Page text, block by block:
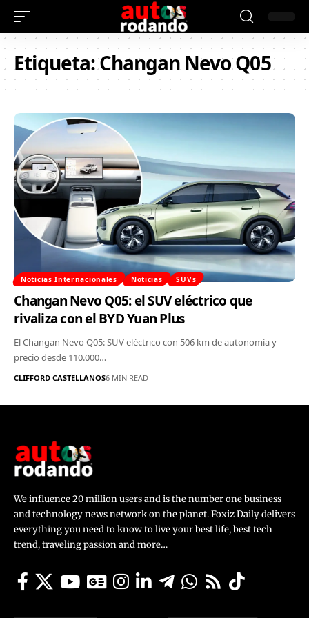
Etiqueta:Changan Nevo Q05
Noticias Internacionales Noticias SUVs
Changan Nevo Q05: el SUV eléctrico que
rivaliza con el BYD Yuan Plus
El Changan Nevo Q05: SUV eléctrico con 506 km de autonomía y
precio desde 110.000…
CLIFFORD CASTELLANOS6 MIN READ
We influence 20 million users and is the number one business
and technology news network on the planet. Foxiz Daily delivers
everything you need to know to live your best life, best tech
trend, traveling passion and more…